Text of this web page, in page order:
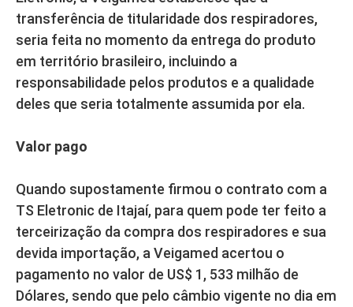
transferência de titularidade dos respiradores,
seria feita no momento da entrega do produto
em território brasileiro, incluindo a
responsabilidade pelos produtos e a qualidade
deles que seria totalmente assumida por ela.
Valor pago
Quando supostamente firmou o contrato com a
TS Eletronic de Itajaí, para quem pode ter feito a
terceirização da compra dos respiradores e sua
devida importação, a Veigamed acertou o
pagamento no valor de US$ 1, 533 milhão de
Dólares, sendo que pelo câmbio vigente no dia em